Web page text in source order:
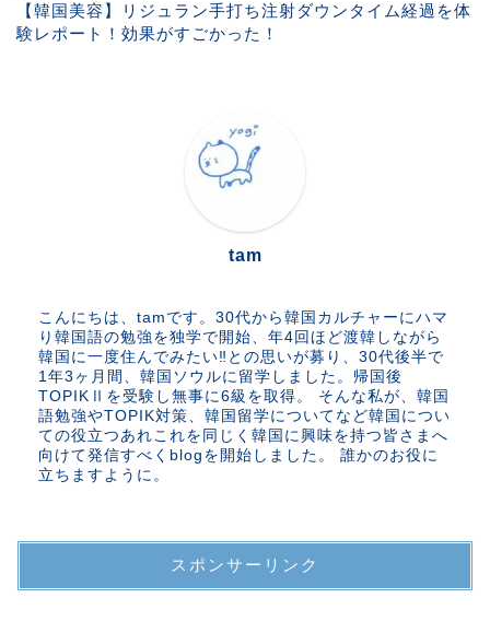
【韓国美容】リジュラン手打ち注射ダウンタイム経過を体
験レポート！効果がすごかった！
tam
こんにちは、tamです。30代から韓国カルチャーにハマ
り韓国語の勉強を独学で開始、年4回ほど渡韓しながら
韓国に一度住んでみたい‼︎との思いが募り、30代後半で
1年3ヶ月間、韓国ソウルに留学しました。帰国後
TOPIKⅡを受験し無事に6級を取得。 そんな私が、韓国
語勉強やTOPIK対策、韓国留学についてなど韓国につい
ての役立つあれこれを同じく韓国に興味を持つ皆さまへ
向けて発信すべくblogを開始しました。 誰かのお役に
立ちますように。
スポンサーリンク